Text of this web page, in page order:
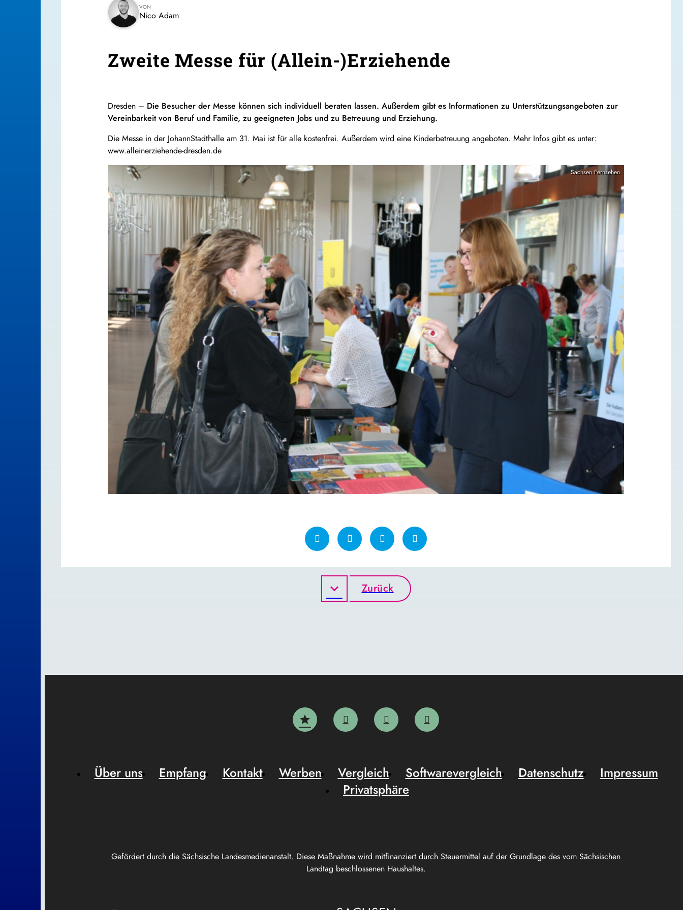
VON
Nico Adam
Zweite Messe für (Allein-)Erziehende
Dresden – Die Besucher der Messe können sich individuell beraten lassen. Außerdem gibt es Informationen zu Unterstützungsangeboten zur
Vereinbarkeit von Beruf und Familie, zu geeigneten Jobs und zu Betreuung und Erziehung.
Die Messe in der JohannStadthalle am 31. Mai ist für alle kostenfrei. Außerdem wird eine Kinderbetreuung angeboten. Mehr Infos gibt es unter:
www.alleinerziehende-dresden.de
Sachsen Fernsehen
Zurück
Gefördert durch die Sächsische Landesmedienanstalt. Diese Maßnahme wird mitfinanziert durch Steuermittel auf der Grundlage des vom Sächsischen
Landtag beschlossenen Haushaltes.
Über uns Empfang Kontakt Werben Vergleich Softwarevergleich Datenschutz
Impressum
Privatsphäre